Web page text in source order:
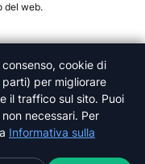
del web.
cookie di
per migliorare
il traffico sul sito. Puoi
necessari. Per
Informativa sulla